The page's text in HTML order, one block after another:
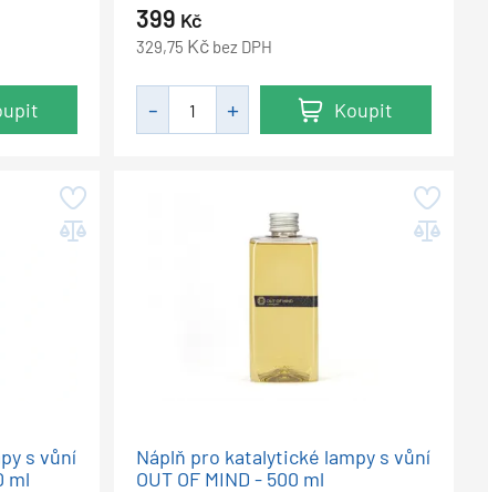
399 Kč
329,75 Kč bez DPH
Koupit
s vůní
ml
Náplň pro katalytické lampy s vůní
OUT OF MIND - 500 ml